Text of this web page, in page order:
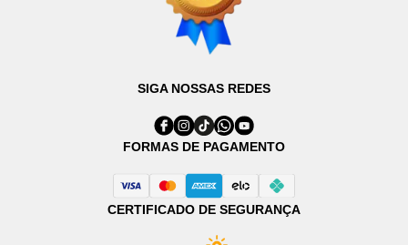
SIGA NOSSAS REDES
FORMAS DE PAGAMENTO
CERTIFICADO DE SEGURANÇA